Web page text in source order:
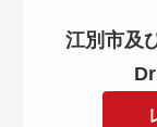
江別市及